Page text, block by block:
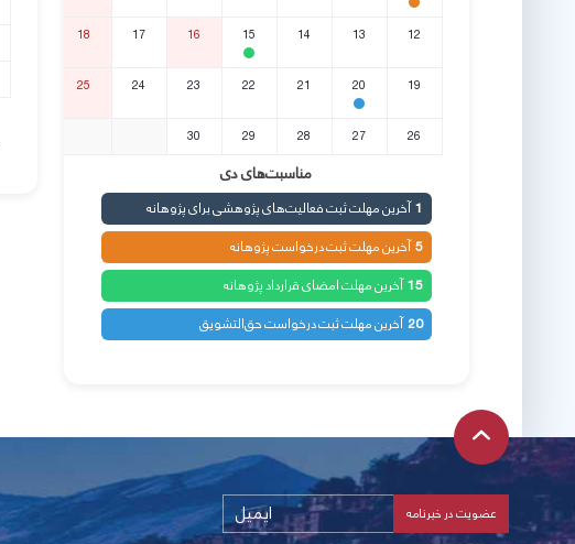
12
13
14
15
16
17
18
19
20
21
22
23
24
25
26
27
28
29
30
مناسبت‌های دی
1 آخرین مهلت ثبت فعالیت‌های پژوهشی برای پژوهانه
5 آخرین مهلت ثبت درخواست پژوهانه
15 آخرین مهلت امضای قرارداد پژوهانه
20 آخرین مهلت ثبت درخواست حق‌التشویق